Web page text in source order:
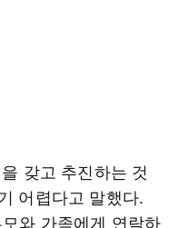
갖고 추진하는 것
어렵다고 말했다.
와 가족에게 연락하